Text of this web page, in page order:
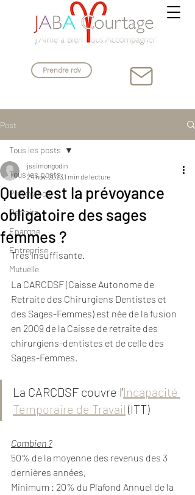
Prendre rdv
Post
Tous les posts
Prévoyance
Retraite
Epargne
Entreprise
Mutuelle
Tous les posts
Quelle est la prévoyance
obligatoire des sages
femmes ?
jssimongodin
24 nov. 2023 1 min de lecture
Très Insuffisante.
La CARCDSF (Caisse Autonome de
Retraite des Chirurgiens Dentistes et
des Sages-Femmes) est née de la fusion
en 2009 de la Caisse de retraite des
chirurgiens-dentistes et de celle des
Sages-Femmes.
La CARCDSF couvre l'Incapacité
Temporaire de Travail (ITT)
Combien ?
50% de la moyenne des revenus des 3
dernières années,
Minimum : 20% du Plafond Annuel de la